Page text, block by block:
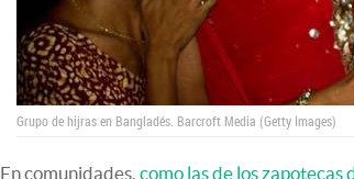
Grupo de hijras en Bangladés. Barcroft Media (Getty Images)
En comunidades, como las de los zapotecas